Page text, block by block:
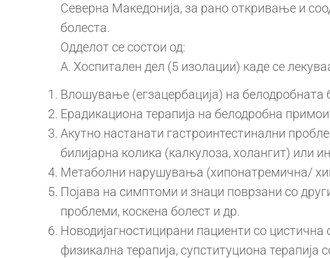
Северна Македонија, за рано откривање и
болеста.
Одделот се состои од:
А. Хоспитален дел (5 изолации) каде се
Влошување (егзацербација) на белодробната
Ерадикациона терапија на белодробна
Акутно настанати гастроинтестинални
билијарна колика (калкулоза, холангит) или
Метаболни нарушувања (хипонатремична/
Појава на симптоми и знаци поврзани со
проблеми, коскена болест и др.
Новодијагностицирани пациенти со
физикална терапија, супституциона